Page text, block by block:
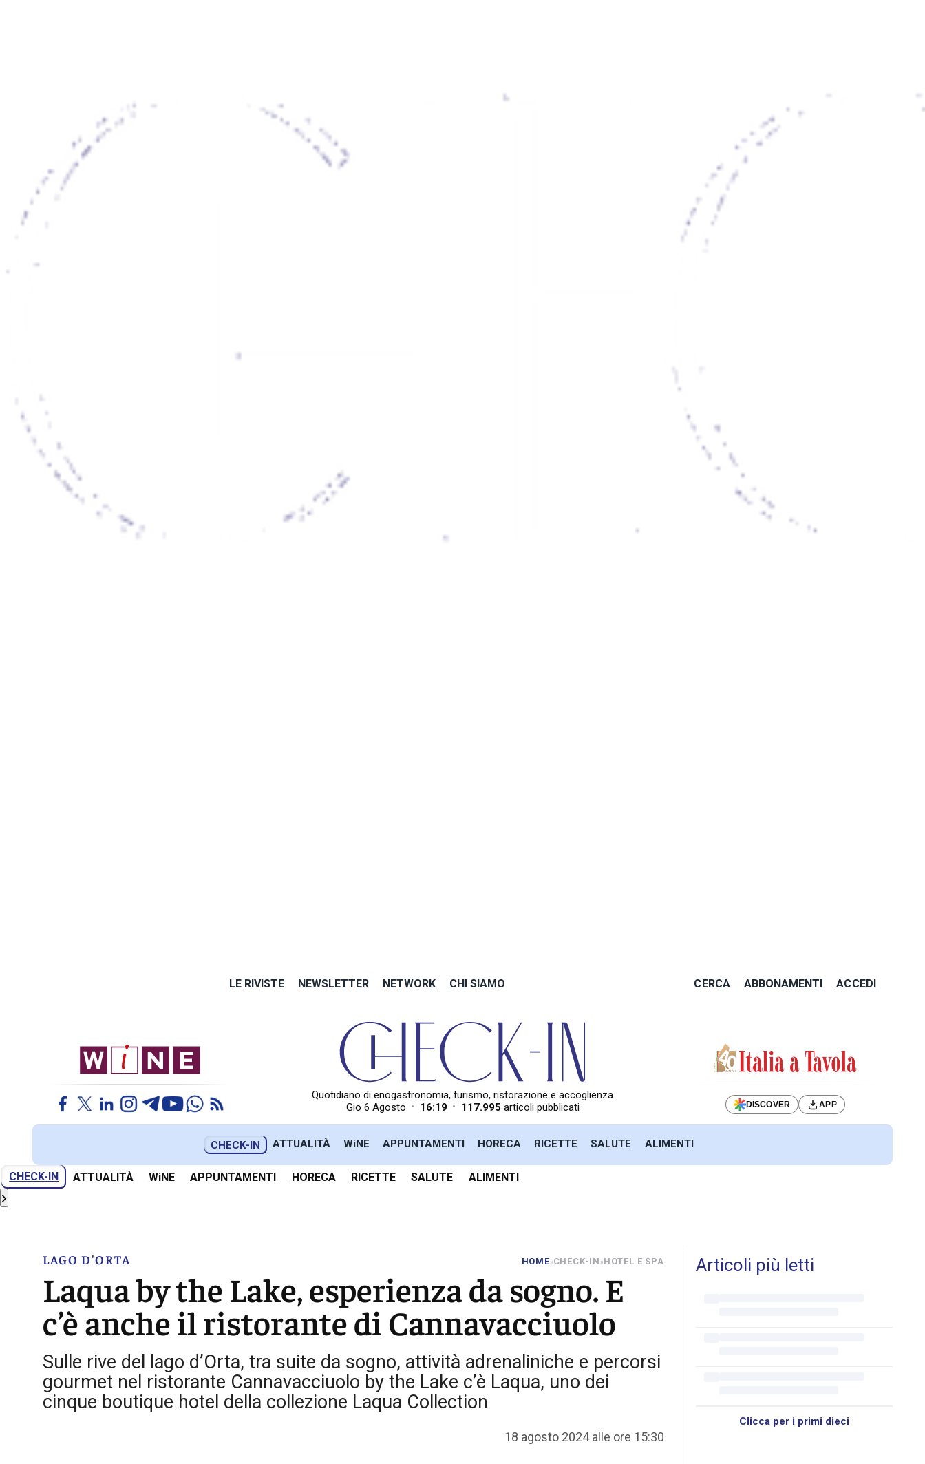
LE RIVISTE NEWSLETTER NETWORK CHI SIAMO CERCA ABBONAMENTI ACCEDI
Quotidiano di enogastronomia, turismo, ristorazione e accoglienza
Gio 6 Agosto • 16:19 • 117.995 articoli pubblicati DISCOVER APP
CHECK-IN ATTUALITÀ WiNE APPUNTAMENTI HORECA RICETTE SALUTE ALIMENTI
CHECK-IN ATTUALITÀ WiNE APPUNTAMENTI HORECA RICETTE SALUTE ALIMENTI
›
LAGO D'ORTA HOME»CHECK-IN »HOTEL E SPA
Laqua by the Lake, esperienza da sogno. E
c’è anche il ristorante di Cannavacciuolo
Sulle rive del lago d’Orta, tra suite da sogno, attività adrenaliniche e percorsi
gourmet nel ristorante Cannavacciuolo by the Lake c’è Laqua, uno dei
cinque boutique hotel della collezione Laqua Collection
18 agosto 2024 alle ore 15:30
Articoli più letti
Clicca per i primi dieci